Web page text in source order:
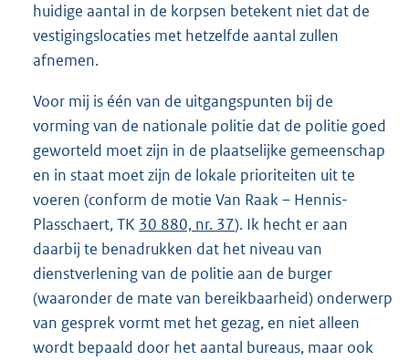
huidige aantal in de korpsen betekent niet dat de
vestigingslocaties met hetzelfde aantal zullen
afnemen.
Voor mij is één van de uitgangspunten bij de
vorming van de nationale politie dat de politie goed
geworteld moet zijn in de plaatselijke gemeenschap
en in staat moet zijn de lokale prioriteiten uit te
voeren (conform de motie Van Raak – Hennis-
Plasschaert, TK 30 880, nr. 37). Ik hecht er aan
daarbij te benadrukken dat het niveau van
dienstverlening van de politie aan de burger
(waaronder de mate van bereikbaarheid) onderwerp
van gesprek vormt met het gezag, en niet alleen
wordt bepaald door het aantal bureaus, maar ook